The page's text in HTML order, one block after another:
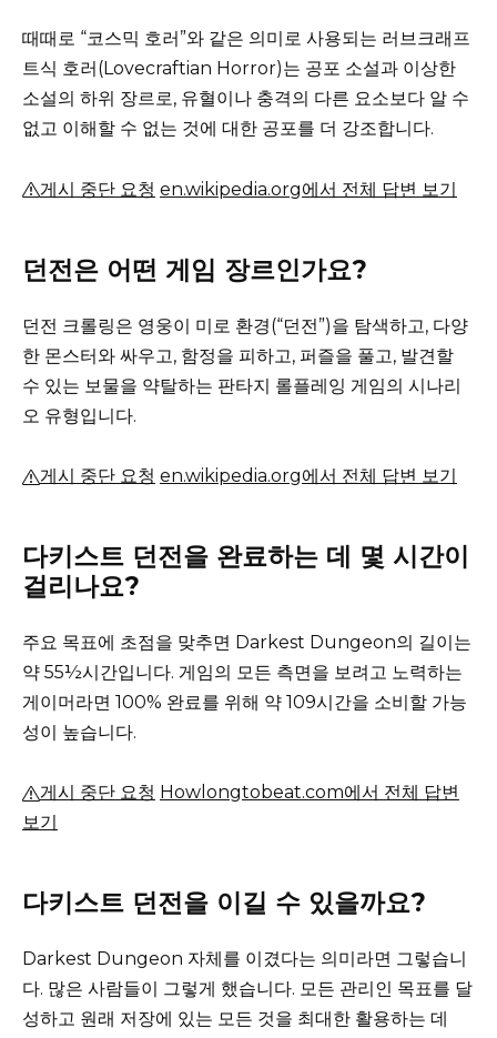
때때로 “코스믹 호러”와 같은 의미로 사용되는 러브크래프
트식 호러(Lovecraftian Horror)는 공포 소설과 이상한
소설의 하위 장르로, 유혈이나 충격의 다른 요소보다 알 수
없고 이해할 수 없는 것에 대한 공포를 더 강조합니다.
게시 중단 요청 en.wikipedia.org에서 전체 답변 보기
던전은 어떤 게임 장르인가요?
던전 크롤링은 영웅이 미로 환경(“던전”)을 탐색하고, 다양
한 몬스터와 싸우고, 함정을 피하고, 퍼즐을 풀고, 발견할
수 있는 보물을 약탈하는 판타지 롤플레잉 게임의 시나리
오 유형입니다.
게시 중단 요청 en.wikipedia.org에서 전체 답변 보기
다키스트 던전을 완료하는 데 몇 시간이
걸리나요?
주요 목표에 초점을 맞추면 Darkest Dungeon의 길이는
약 55½시간입니다. 게임의 모든 측면을 보려고 노력하는
게이머라면 100% 완료를 위해 약 109시간을 소비할 가능
성이 높습니다.
게시 중단 요청 Howlongtobeat.com에서 전체 답변
보기
다키스트 던전을 이길 수 있을까요?
Darkest Dungeon 자체를 이겼다는 의미라면 그렇습니
다. 많은 사람들이 그렇게 했습니다. 모든 관리인 목표를 달
성하고 원래 저장에 있는 모든 것을 최대한 활용하는 데